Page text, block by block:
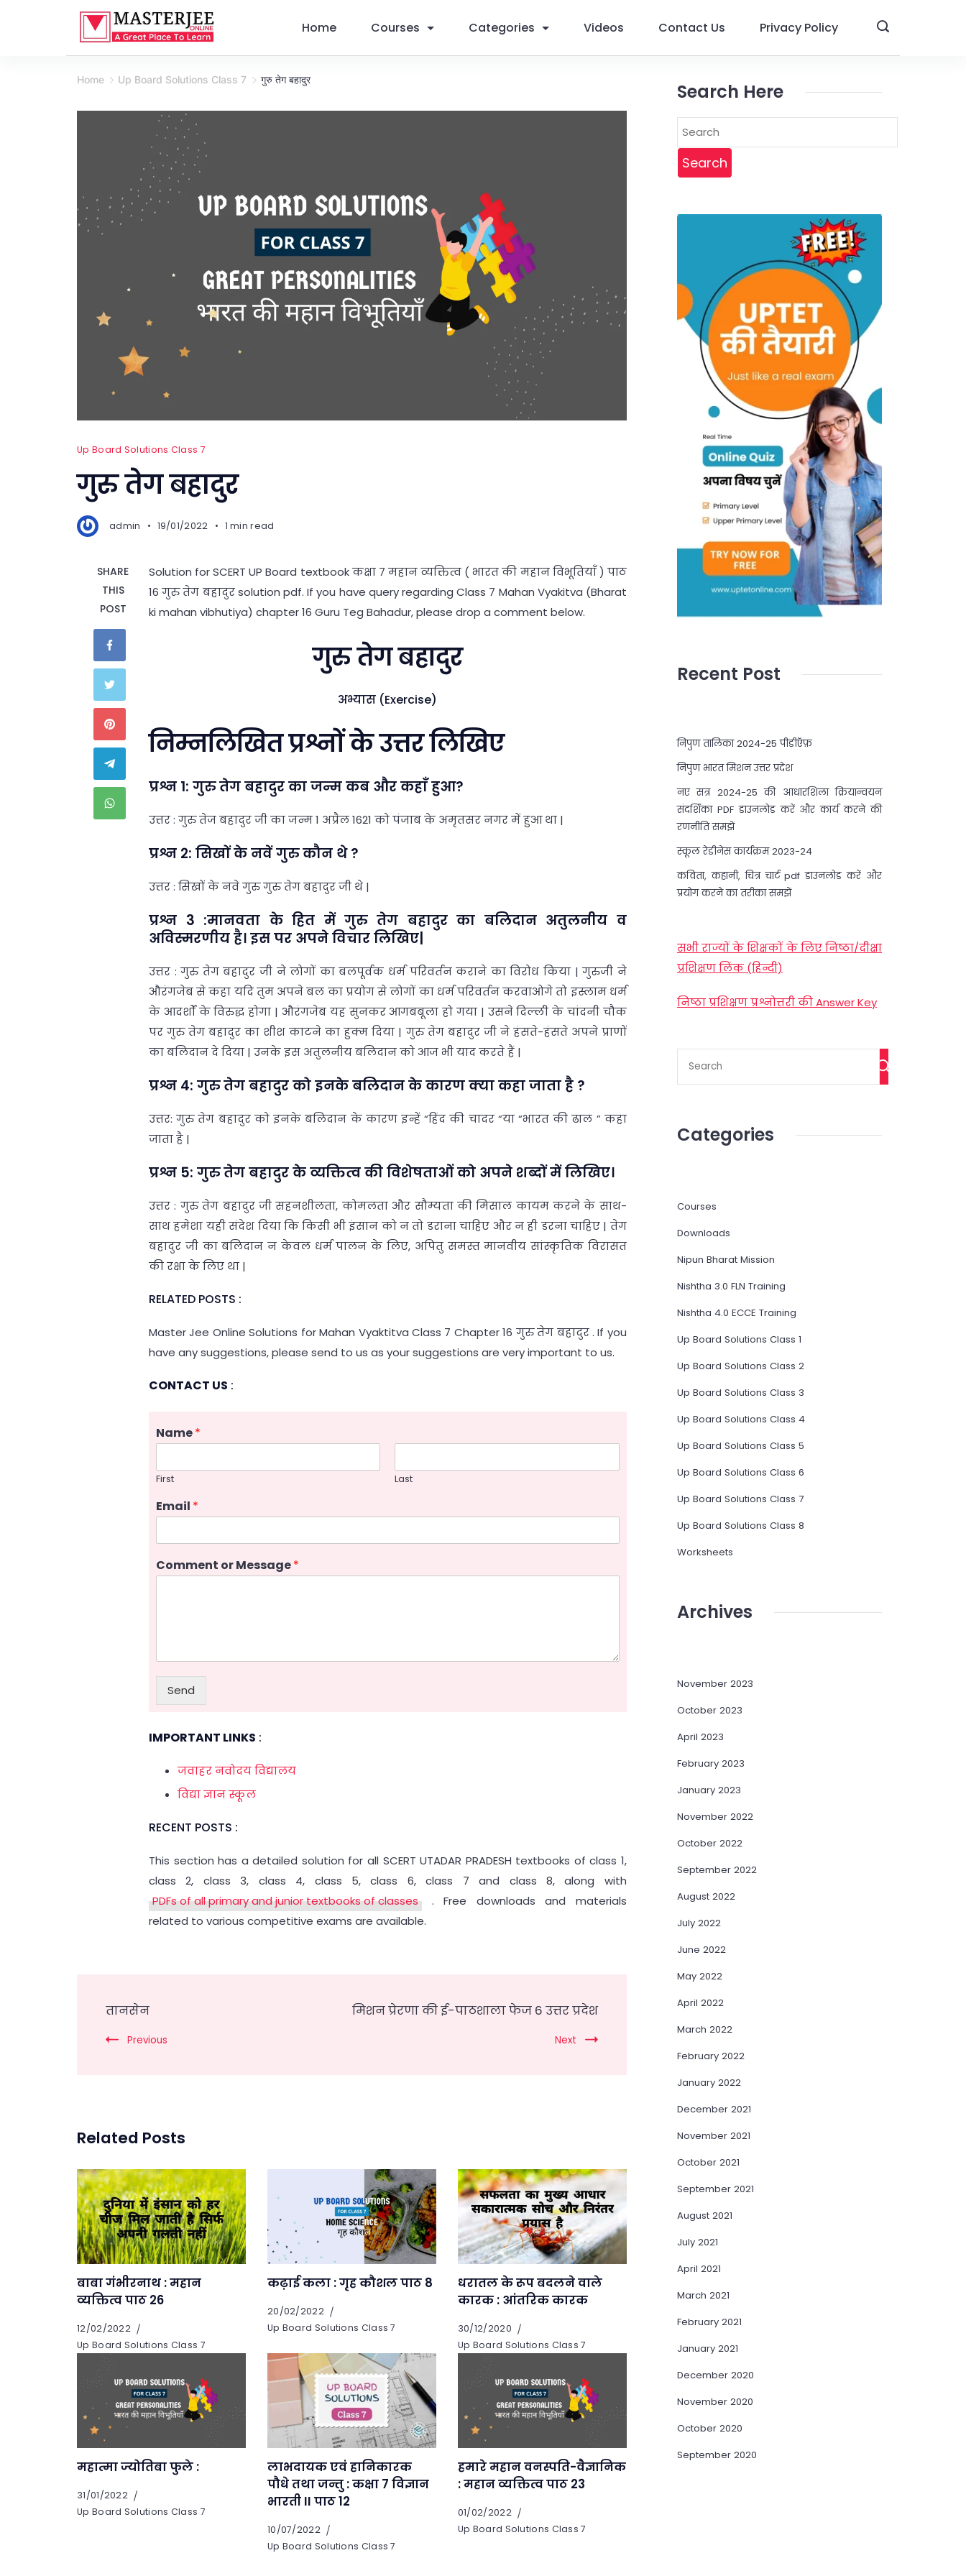
Home Courses Categories Videos Contact Us Privacy Policy
Home Up Board Solutions Class 7 गुरु तेग बहादुर
Up Board Solutions Class 7
गुरु तेग बहादुर
admin 19/01/2022 1 min read
SHARE
THIS
POST
Solution for SCERT UP Board textbook कक्षा 7 महान व्यक्तित्व ( भारत की महान विभूतियाँ ) पाठ
16 गुरु तेग बहादुर solution pdf. If you have query regarding Class 7 Mahan Vyakitva (Bharat
ki mahan vibhutiya) chapter 16 Guru Teg Bahadur, please drop a comment below.
गुरु तेग बहादुर
अभ्यास (Exercise)
निम्नलिखित प्रश्नों के उत्तर लिखिए
प्रश्न 1: गुरु तेग बहादुर का जन्म कब और कहाँ हुआ?
उत्तर : गुरु तेज बहादुर जी का जन्म 1 अप्रैल 1621 को पंजाब के अमृतसर नगर में हुआ था |
प्रश्न 2: सिखों के नवें गुरु कौन थे ?
उत्तर : सिखों के नवे गुरु गुरु तेग बहादुर जी थे |
प्रश्न 3 :मानवता के हित में गुरु तेग बहादुर का बलिदान अतुलनीय व
अविस्मरणीय है। इस पर अपने विचार लिखिए|
उत्तर : गुरु तेग बहादुर जी ने लोगों का बलपूर्वक धर्म परिवर्तन कराने का विरोध किया | गुरुजी ने
औरंगजेब से कहा यदि तुम अपने बल का प्रयोग से लोगों का धर्म परिवर्तन करवाओगे तो इस्लाम धर्म
के आदर्शों के विरुद्ध होगा | औरंगजेब यह सुनकर आगबबूला हो गया | उसने दिल्ली के चांदनी चौक
पर गुरु तेग बहादुर का शीश काटने का हुक्म दिया | गुरु तेग बहादुर जी ने हंसते-हंसते अपने प्राणों
का बलिदान दे दिया | उनके इस अतुलनीय बलिदान को आज भी याद करते हैं |
प्रश्न 4: गुरु तेग बहादुर को इनके बलिदान के कारण क्या कहा जाता है ?
उत्तर: गुरु तेग बहादुर को इनके बलिदान के कारण इन्हें “हिंद की चादर “या “भारत की ढाल ” कहा
जाता है |
प्रश्न 5: गुरु तेग बहादुर के व्यक्तित्व की विशेषताओं को अपने शब्दों में लिखिए।
उत्तर : गुरु तेग बहादुर जी सहनशीलता, कोमलता और सौम्यता की मिसाल कायम करने के साथ-
साथ हमेशा यही संदेश दिया कि किसी भी इंसान को न तो डराना चाहिए और न ही डरना चाहिए | तेग
बहादुर जी का बलिदान न केवल धर्म पालन के लिए, अपितु समस्त मानवीय सांस्कृतिक विरासत
की रक्षा के लिए था |
RELATED POSTS :
Master Jee Online Solutions for Mahan Vyaktitva Class 7 Chapter 16 गुरु तेग बहादुर . If you
have any suggestions, please send to us as your suggestions are very important to us.
CONTACT US :
Name*
First Last
Email *
Comment or Message*
Send
IMPORTANT LINKS :
जवाहर नवोदय विद्यालय
विद्या ज्ञान स्कूल
RECENT POSTS :
This section has a detailed solution for all SCERT UTADAR PRADESH textbooks of class 1,
class 2, class 3, class 4, class 5, class 6, class 7 and class 8, along with
PDFs of all primary and junior textbooks of classes
. Free downloads and materials
related to various competitive exams are available.
Navigation
तानसेन
Previous
मिशन प्रेरणा की ई-पाठशाला फेज 6 उत्तर प्रदेश
Next
Related Posts
बाबा गंभीरनाथ : महान
व्यक्तित्व पाठ 26
12/02/2022
Up Board Solutions Class 7
कढ़ाई कला : गृह कौशल पाठ 8
20/02/2022
Up Board Solutions Class 7
धरातल के रूप बदलने वाले
कारक : आंतरिक कारक
30/12/2020
Up Board Solutions Class 7
महात्मा ज्योतिबा फुले :
31/01/2022
Up Board Solutions Class 7
लाभदायक एवं हानिकारक
पौधे तथा जन्तु : कक्षा 7 विज्ञान
भारती II पाठ 12
10/07/2022
Up Board Solutions Class 7
हमारे महान वनस्पति-वैज्ञानिक
: महान व्यक्तित्व पाठ 23
01/02/2022
Up Board Solutions Class 7
Search Here
Search
for:
Recent Post
निपुण तालिका 2024-25 पीडीऍफ़
निपुण भारत मिशन उत्तर प्रदेश
नए सत्र 2024-25 की आधारशिला क्रियान्वयन
संदर्शिका PDF डाउनलोड करें और कार्य करने की
रणनीति समझें
स्कूल रेडीनेस कार्यक्रम 2023-24
कविता, कहानी, चित्र चार्ट pdf डाउनलोड करें और
प्रयोग करने का तरीका समझें
सभी राज्यों के शिक्षकों के लिए निष्ठा/दीक्षा
प्रशिक्षण लिंक (हिन्दी)
निष्ठा प्रशिक्षण प्रश्नोत्तरी की Answer Key
Categories
Courses
Downloads
Nipun Bharat Mission
Nishtha 3.0 FLN Training
Nishtha 4.0 ECCE Training
Up Board Solutions Class 1
Up Board Solutions Class 2
Up Board Solutions Class 3
Up Board Solutions Class 4
Up Board Solutions Class 5
Up Board Solutions Class 6
Up Board Solutions Class 7
Up Board Solutions Class 8
Worksheets
Archives
November 2023
October 2023
April 2023
February 2023
January 2023
November 2022
October 2022
September 2022
August 2022
July 2022
June 2022
May 2022
April 2022
March 2022
February 2022
January 2022
December 2021
November 2021
October 2021
September 2021
August 2021
July 2021
April 2021
March 2021
February 2021
January 2021
December 2020
November 2020
October 2020
September 2020